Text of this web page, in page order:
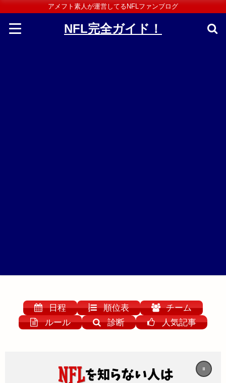
アメフト素人が運営してるNFLファンブログ
NFL完全ガイド！
日程 順位表
チーム
ルール
診断 人気記事